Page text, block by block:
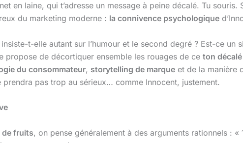
en laine, qui t’adresse un message à peine décalé. Tu
du marketing moderne : la connivence psychologique
insiste-t-elle autant sur l’humour et le second degré ? Est-ce un
propose de décortiquer ensemble les rouages de ce ton décalé
du consommateur, storytelling de marque et de la manière
pas trop au sérieux… comme Innocent, justement.
de fruits, on pense généralement à des arguments rationnels :